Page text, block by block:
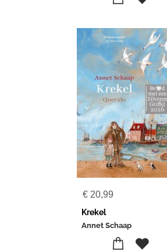
€ 20,99
Krekel
Annet Schaap